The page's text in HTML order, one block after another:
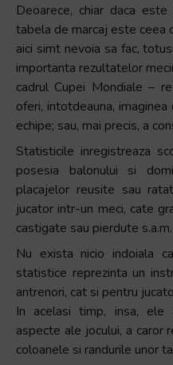
Deoarece, chiar daca
tabela de marcaj este ceea
aici simt nevoia sa fac,
importanta rezultatelor
cadrul Cupei Mondiale –
oferi, intotdeauna,
echipe; sau, mai precis, a
Statisticile inregistreaza
posesia balonului si
placajelor reusite sau
jucator intr-un meci, cate
castigate sau pierdute
Nu exista nicio indoiala
statistice reprezinta un
antrenori, cat si pentru
In acelasi timp, insa,
aspecte ale jocului, a caror
coloanele si randurile unor